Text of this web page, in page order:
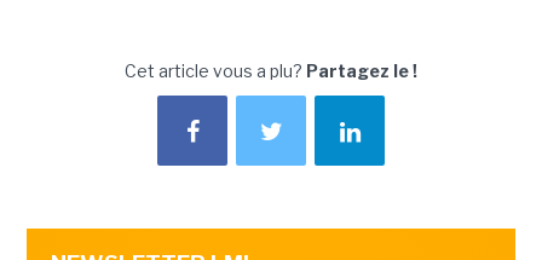
Cet article vous a plu? Partagez le !